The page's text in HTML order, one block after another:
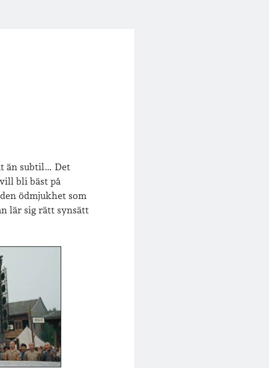
än subtil… Det
bli bäst på
ödmjukhet som
lär sig rätt synsätt